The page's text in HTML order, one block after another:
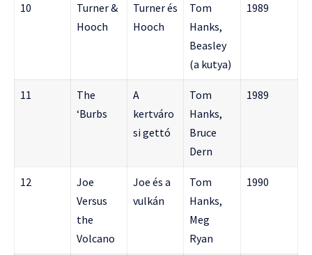
10
Turner &
Hooch
Turner és
Hooch
Tom
Hanks,
Beasley
(a kutya)
1989
11
The
‘Burbs
A
kertváro
si gettó
Tom
Hanks,
Bruce
Dern
1989
12
Joe
Versus
the
Volcano
Joe és a
vulkán
Tom
Hanks,
Meg
Ryan
1990